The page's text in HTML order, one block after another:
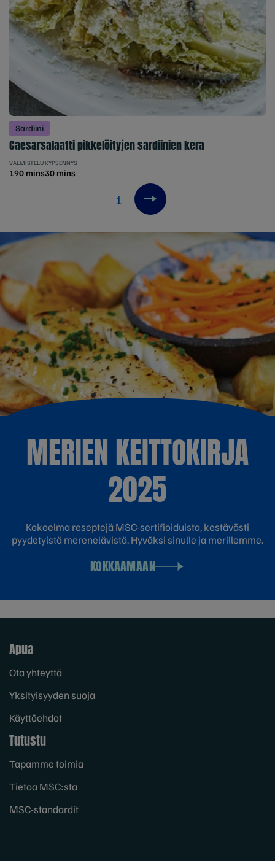
Sardiini
Caesarsalaatti pikkelöityjen sardiinien kera
VALMISTELU
190 mins
KYPSENNYS
30 mins
1 Next item
MERIEN KEITTOKIRJA
2025
Kokoelma reseptejä MSC-sertifioiduista, kestävästi
pyydetyistä merenelävistä. Hyväksi sinulle ja merillemme.
KOKKAAMAAN
Apua
Ota yhteyttä
Yksityisyyden suoja
Käyttöehdot
Tutustu
Tapamme toimia
Tietoa MSC:sta
MSC-standardit